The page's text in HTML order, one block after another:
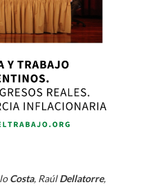
Costa, RaúlDellatorre,